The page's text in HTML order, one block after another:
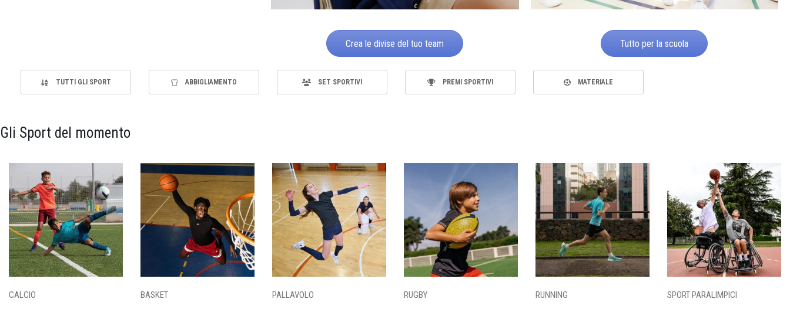
Crea le divise del tuo team Tutto per la scuola
TUTTI GLI SPORT ABBIGLIAMENTO SET SPORTIVI PREMI SPORTIVI MATERIALE
Gli Sport del momento
CALCIO BASKET PALLAVOLO RUGBY RUNNING SPORT PARALIMPICI